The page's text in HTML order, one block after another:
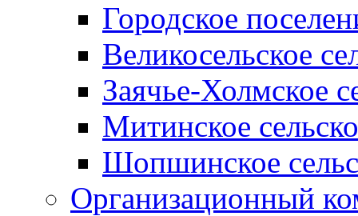
Городское
Великосельское
Заячье-Холмское
Митинское
Шопшинское
Организационный